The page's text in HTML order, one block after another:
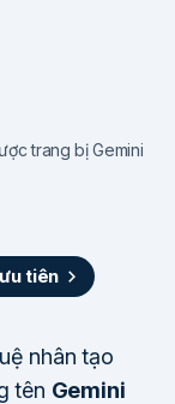
trang bị Gemini
tiên
nhân tạo
tên Gemini